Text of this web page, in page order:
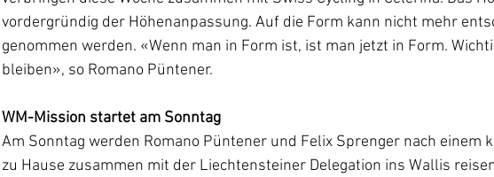
vordergründig der Höhenanpassung. Auf die Form kann nicht mehr
genommen werden. «Wenn man in Form ist, ist man jetzt in Form.
bleiben», so Romano Püntener.
WM-Mission startet am Sonntag
Am Sonntag werden Romano Püntener und Felix Sprenger nach einem
zu Hause zusammen mit der Liechtensteiner Delegation ins Wallis